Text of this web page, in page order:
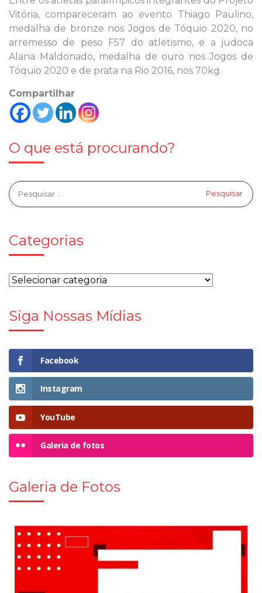
Vitória, compareceram ao evento Thiago Paulino,
medalha de bronze nos Jogos de Tóquio 2020, no
arremesso de peso F57 do atletismo, e a judoca
Alana Maldonado, medalha de ouro nos Jogos de
Tóquio 2020 e de prata na Rio 2016, nos 70kg.
Compartilhar
O que está procurando?
Categorias
Siga Nossas Mídias
Facebook
Instagram
YouTube
Galeria de fotos
Galeria de Fotos